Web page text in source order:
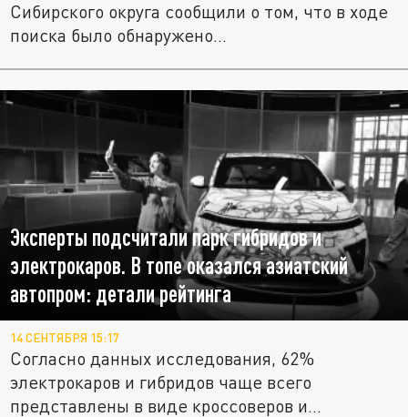
Сибирского округа сообщили о том, что в ходе
поиска было обнаружено...
Эксперты подсчитали парк гибридов и
электрокаров. В топе оказался азиатский
автопром: детали рейтинга
14 СЕНТЯБРЯ 15:17
Согласно данных исследования, 62%
электрокаров и гибридов чаще всего
представлены в виде кроссоверов и...